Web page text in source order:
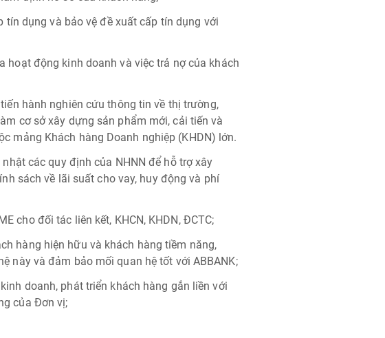
dụng và bảo vệ đề xuất cấp tín dụng với
hoạt động kinh doanh và việc trả nợ của khách
hành nghiên cứu thông tin về thị trường,
cơ sở xây dựng sản phẩm mới, cải tiến và
mảng Khách hàng Doanh nghiệp (KHDN) lớn.
các quy định của NHNN để hỗ trợ xây
sách về lãi suất cho vay, huy động và phí
cho đối tác liên kết, KHCN, KHDN, ĐCTC;
hàng hiện hữu và khách hàng tiềm năng,
này và đảm bảo mối quan hệ tốt với ABBANK;
doanh, phát triển khách hàng gắn liền với
của Đơn vị;